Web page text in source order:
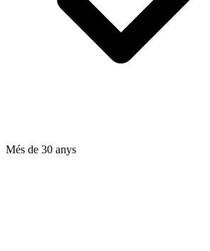
Més de 30 anys